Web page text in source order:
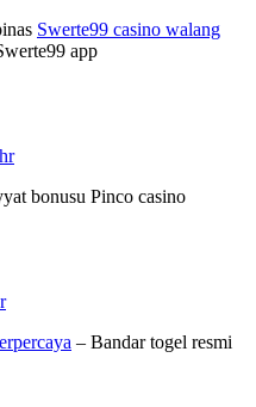
Swerte99 casino walang
app
bonusu Pinco casino
– Bandar togel resmi